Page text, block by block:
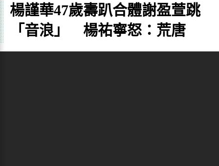
楊謹華47歲壽趴合體謝盈萱跳
「音浪」 楊祐寧怒：荒唐